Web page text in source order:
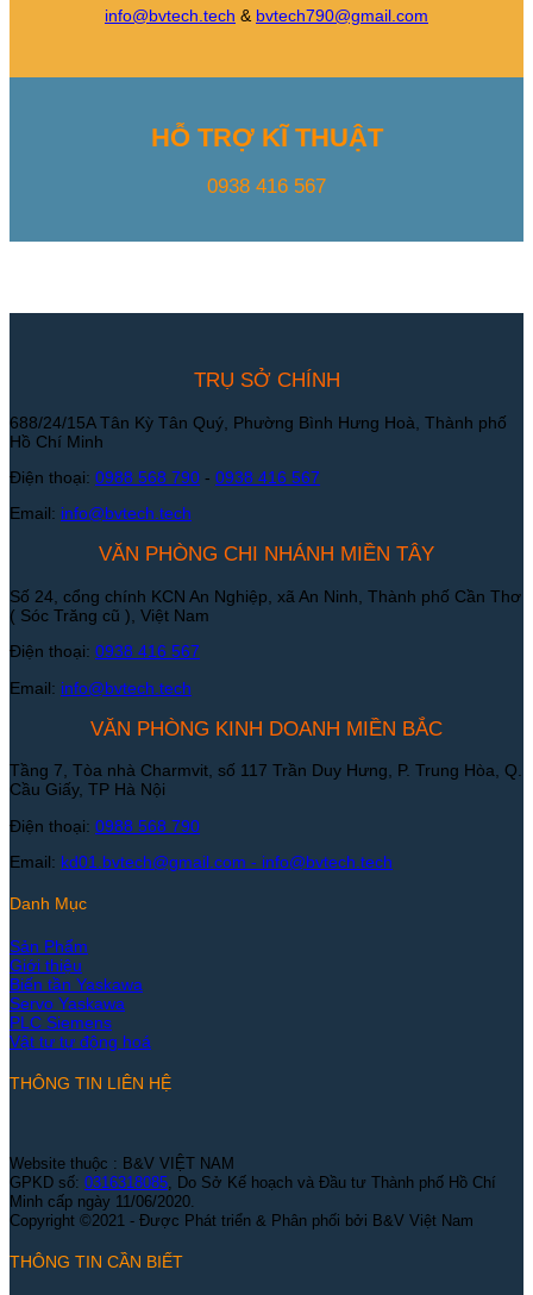
info@bvtech.tech & bvtech790@gmail.com
HỖ TRỢ KĨ THUẬT
0938 416 567
TRỤ SỞ CHÍNH
688/24/15A Tân Kỳ Tân Quý, Phường Bình Hưng Hoà, Thành phố
Hồ Chí Minh
Điện thoại: 0988 568 790 - 0938 416 567
Email: info@bvtech.tech
VĂN PHÒNG CHI NHÁNH MIỀN TÂY
Số 24, cổng chính KCN An Nghiệp, xã An Ninh, Thành phố Cần Thơ
( Sóc Trăng cũ ), Việt Nam
Điện thoại: 0938 416 567
Email: info@bvtech.tech
VĂN PHÒNG KINH DOANH MIỀN BẮC
Tầng 7, Tòa nhà Charmvit, số 117 Trần Duy Hưng, P. Trung Hòa, Q.
Cầu Giấy, TP Hà Nội
Điện thoại: 0988 568 790
Email: kd01.bvtech@gmail.com - info@bvtech.tech
Danh Mục
Sản Phẩm
Giới thiệu
Biến tần Yaskawa
Servo Yaskawa
PLC Siemens
Vật tư tự động hoá
THÔNG TIN LIÊN HỆ
Website thuộc : B&V VIỆT NAM
GPKD số: 0316318085 , Do Sở Kế hoạch và Đầu tư Thành phố Hồ Chí
Minh cấp ngày 11/06/2020.
Copyright ©2021 - Được Phát triển & Phân phối bởi B&V Việt Nam
THÔNG TIN CẦN BIẾT